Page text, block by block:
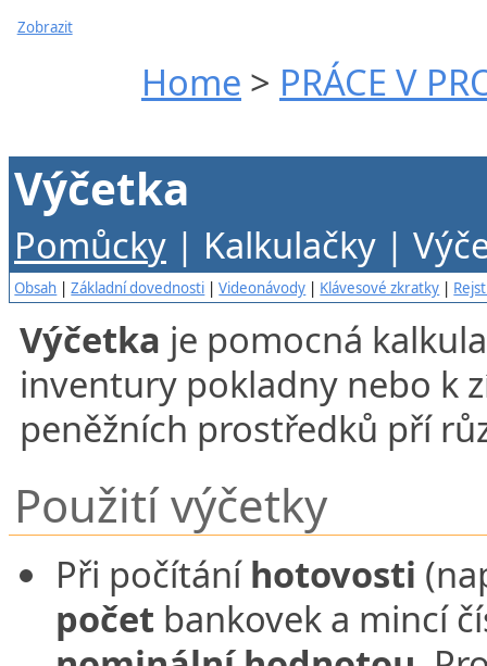
Zobrazit
Home > PRÁCE V
Výčetka
Pomůcky | Kalkulačky |
Obsah |Základní dovednosti |Videonávody | Klávesové zkratky |
Výčetka je pomocná
inventury pokladny nebo k
peněžních prostředků pří
Použití výčetky
Při počítání hotovosti
počet bankovek a mincí